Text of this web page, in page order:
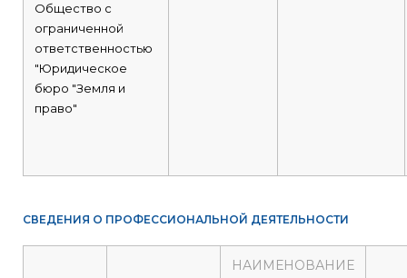
Общество с
ограниченной
ответственностью
"Юридическое
бюро "Земля и
право"
СВЕДЕНИЯ О ПРОФЕССИОНАЛЬНОЙ ДЕЯТЕЛЬНОСТИ
НАИМЕНОВАНИЕ